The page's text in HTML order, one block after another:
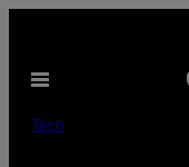
content
Open
Tech